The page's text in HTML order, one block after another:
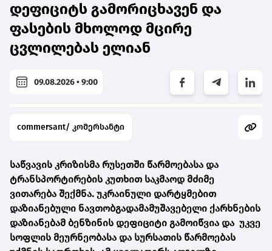
დეფიციტს გამორიცხავენ და
ფასების მხოლოდ მცირე
ცვლილებას ელიან
09.08.2026 • 9:00
commersant/ კომერსანტი
საწვავის კრიზისმა რუსეთში წარმოებასა და
ტრანსპორტირების კუთხით საკმაოდ მძიმე
ვითარება შექმნა. უკრაინული დარტყმებით
დაზიანებული ნავთობგადამამუშავებელი ქარხნების
დაზიანებამ ბენზინის დეფიციტი გამოიწვია და უკვე
სოფლის მეურნეობასა და სურსათის წარმოებას